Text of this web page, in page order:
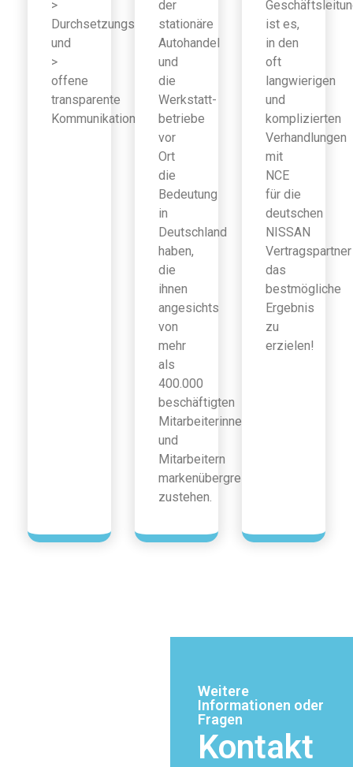
>
Durchsetzungsfähigkeit
und
>
offene
transparente
Kommunikation
der
stationäre
Autohandel
und
die
Werkstatt-
betriebe
vor
Ort
die
Bedeutung
in
Deutschland
haben,
die
ihnen
angesichts
von
mehr
als
400.000
beschäftigten
Mitarbeiterinnen
und
Mitarbeitern
markenübergreifend
zustehen.
ist es,
in den
oft
langwierigen
und
komplizierten
Verhandlungen
mit
NCE
für die
deutschen
NISSAN
Vertragspartner
das
bestmögliche
Ergebnis
zu
erzielen!
Weitere
Informationen oder
Fragen
Kontakt